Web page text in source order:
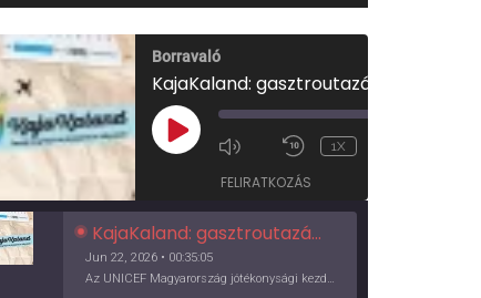
Borravaló
PLAY
EPISODE
1X
FELIRATKOZÁS
KajaKaland: gasztroutazás a föld körül
Jun 22, 2026 • 00:35:05
Az UNICEF Magyarország jótékonysági kezdeményezése izgalmas, egész éves világkörüli ízutazásra hív, igazi családi program és gasztroedukáció, illetve segítség a rászorulóknak is egyben.